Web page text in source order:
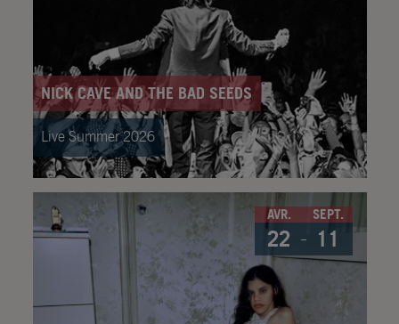
NICK CAVE AND THE BAD SEEDS
Live Summer 2026
AVR.
22
SEPT.
11